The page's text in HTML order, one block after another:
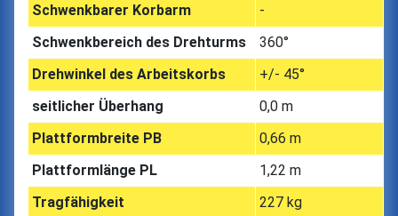
Schwenkbarer Korbarm
-
Schwenkbereich des Drehturms
360°
Drehwinkel des Arbeitskorbs
+/- 45°
seitlicher Überhang
0,0 m
Plattformbreite PB
0,66 m
Plattformlänge PL
1,22 m
Tragfähigkeit
227 kg